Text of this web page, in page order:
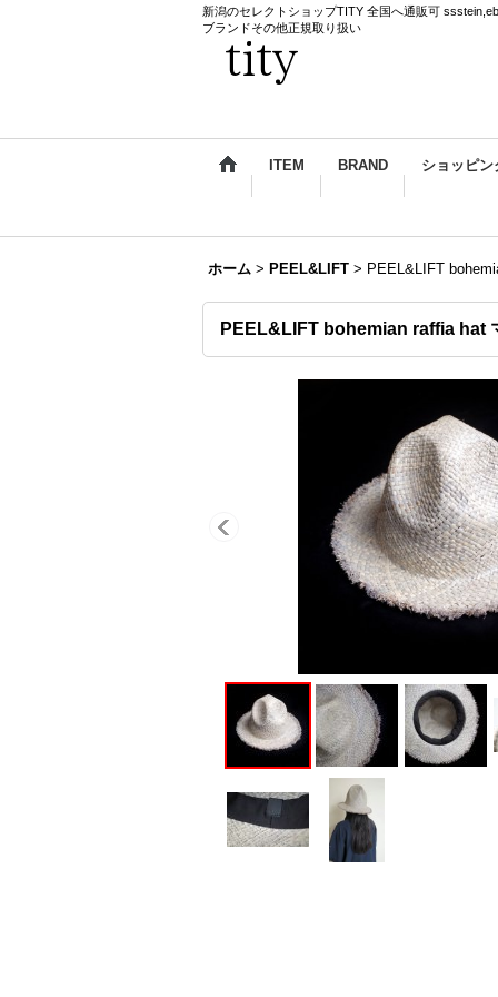
新潟のセレクトショップTITY 全国へ通販可
ブランドその他正規取り扱い
ITEM BRAND ショッピン
ホーム > PEEL&LIFT > PEEL&LIFT
PEEL&LIFT bohemian raffia hat